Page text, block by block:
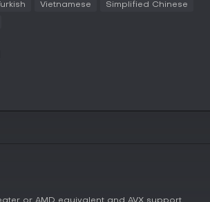
camadas extras com habilidades que
no clima ou terreno para obter
se encaixe no jogo competitivo sem dominar
mecânicas aprimoradas e narrativa épica,
estratégica. Se batalhas táticas com
Vietnamese Simplified Chinese